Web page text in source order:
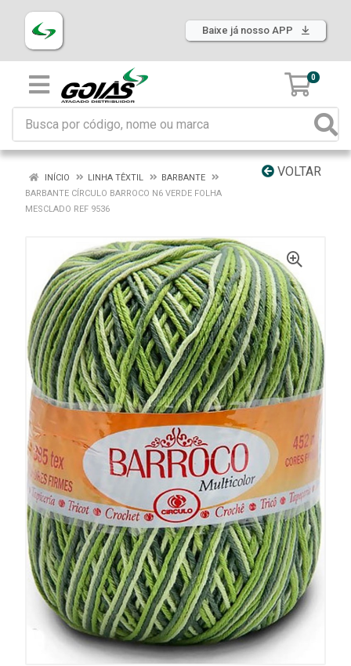
Baixe já nosso APP
0
VOLTAR
INÍCIO LINHA TÊXTIL
BARBANTE
BARBANTE CÍRCULO BARROCO N6 VERDE FOLHA
MESCLADO REF 9536